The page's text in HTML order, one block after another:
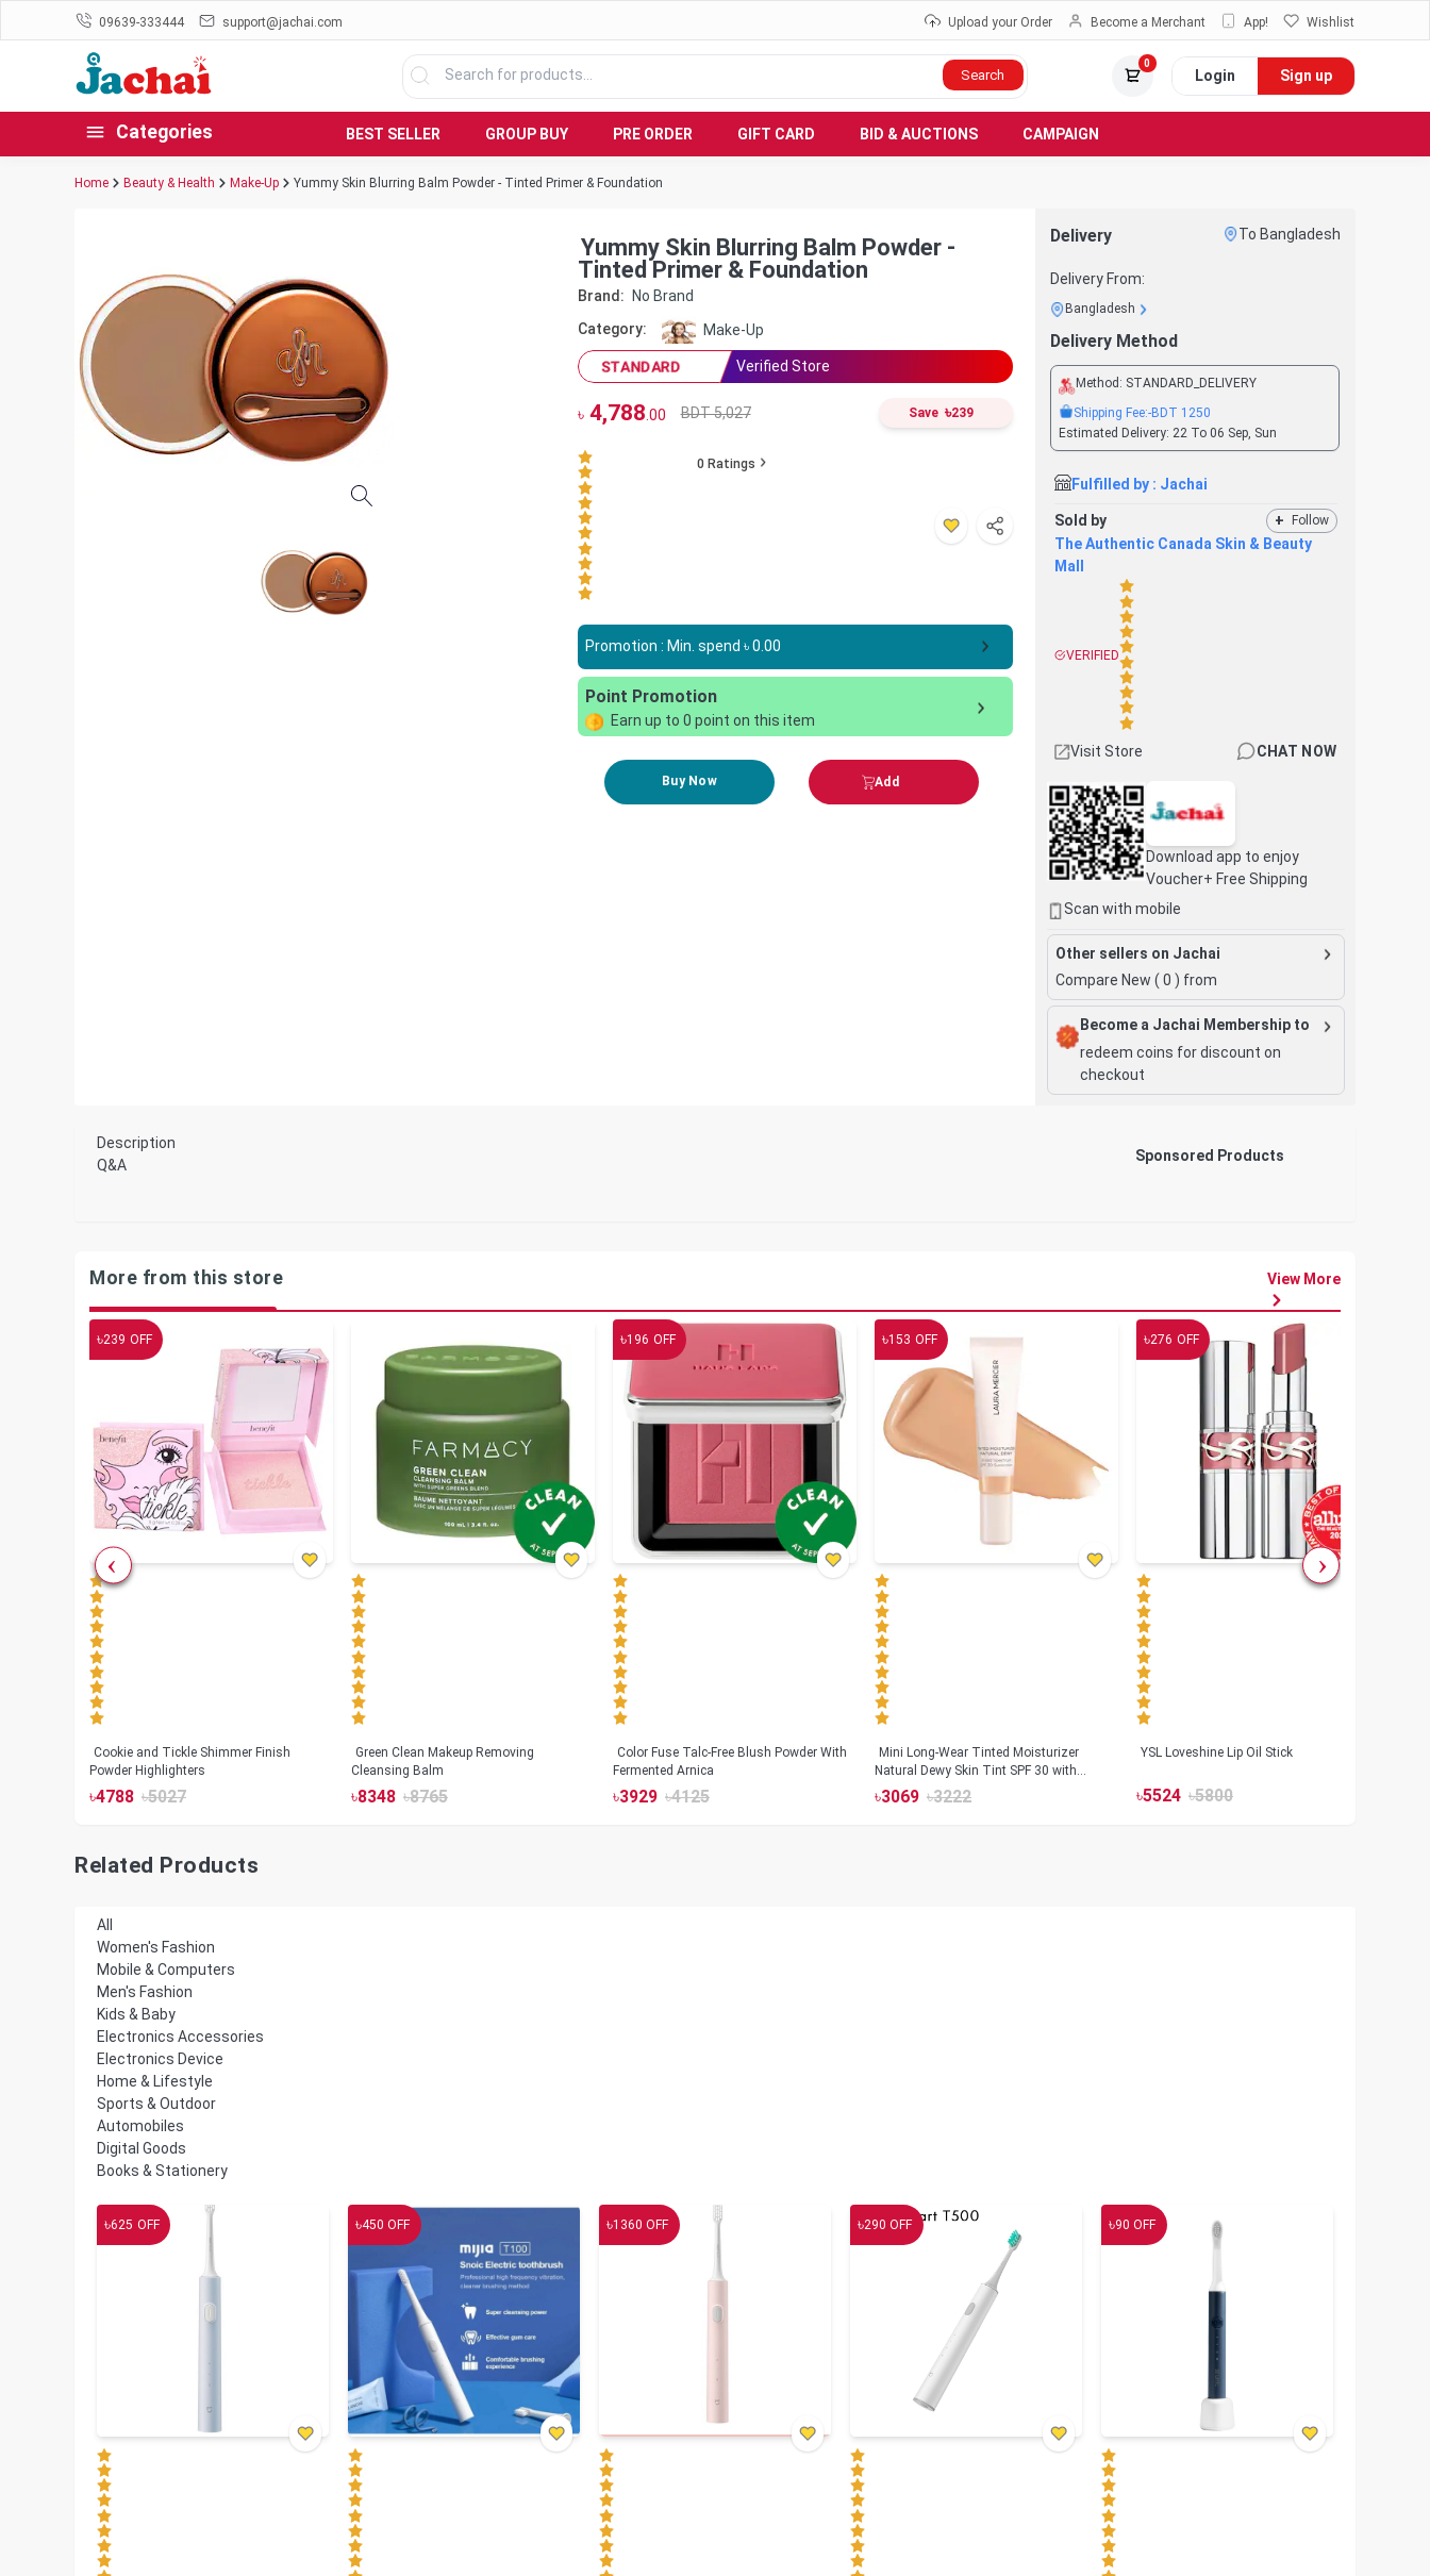
09639-333444 support@jachai.com Upload your Order Become a Merchant App! Wishlist
Search
0
Login Sign up
Categories BEST SELLER GROUP BUY PRE ORDER GIFT CARD BID & AUCTIONS CAMPAIGN
Home Beauty & Health Make-Up Yummy Skin Blurring Balm Powder - Tinted Primer & Foundation
Yummy Skin Blurring Balm Powder -
Tinted Primer & Foundation
Brand:
No Brand
Category:
Make-Up
STANDARD Verified Store
৳4,788 .00 BDT 5,027 Save ৳239
0 Ratings
Promotion : Min. spend ৳0.00
Point Promotion
Earn up to 0 point on this item
Buy Now Add
Delivery To Bangladesh
Delivery From:
Bangladesh
Delivery Method
Method: STANDARD_DELIVERY
Shipping Fee:-BDT 1250
Estimated Delivery: 22 To 06 Sep, Sun
Fulfilled by : Jachai
Sold by + Follow
The Authentic Canada Skin & Beauty
Mall
VERIFIED
Visit Store CHAT NOW
Download app to enjoy
Voucher+ Free Shipping
Scan with mobile
Other sellers on Jachai
Compare New ( 0 ) from
Become a Jachai Membership to
redeem coins for discount on
checkout
Description
Q&A
Sponsored Products
More from this store View More
৳239 OFF
Cookie and Tickle Shimmer Finish
Powder Highlighters
৳4788 ৳5027
Green Clean Makeup Removing
Cleansing Balm
৳8348 ৳8765
৳196 OFF
Color Fuse Talc-Free Blush Powder With
Fermented Arnica
৳3929 ৳4125
৳153 OFF
Mini Long-Wear Tinted Moisturizer
Natural Dewy Skin Tint SPF 30 with
Hyaluronic Acid
৳3069 ৳3222
৳276 OFF
YSL Loveshine Lip Oil Stick
৳5524 ৳5800
Related Products
All
Women's Fashion
Mobile & Computers
Men's Fashion
Kids & Baby
Electronics Accessories
Electronics Device
Home & Lifestyle
Sports & Outdoor
Automobiles
Digital Goods
Books & Stationery
৳625 OFF ৳450 OFF ৳1360 OFF ৳290 OFF ৳90 OFF